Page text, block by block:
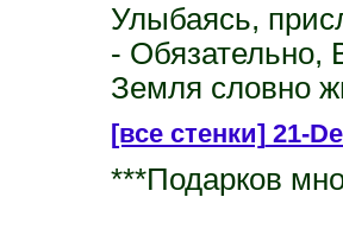
Улыбаясь,
-
Земля словно
[все стенки]21-
***Подарков